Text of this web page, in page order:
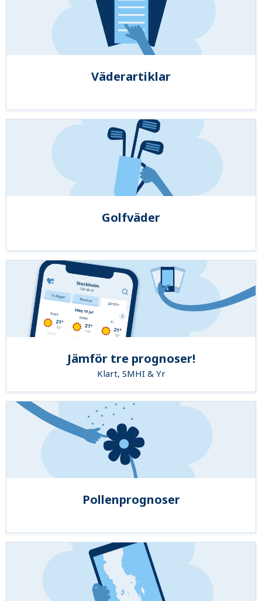
Väderartiklar
Golfväder
Jämför tre prognoser!
Klart, SMHI & Yr
Pollenprognoser